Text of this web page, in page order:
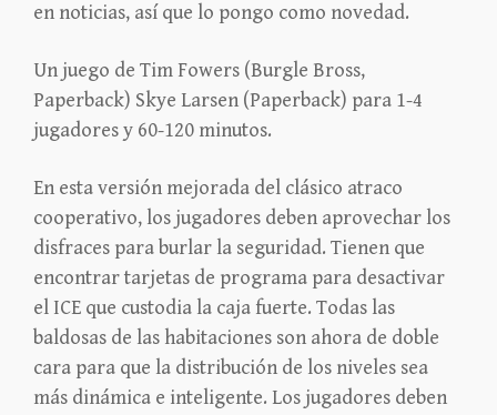
en noticias, así que lo pongo como novedad.
Un juego de Tim Fowers (Burgle Bross,
Paperback) Skye Larsen (Paperback) para 1-4
jugadores y 60-120 minutos.
En esta versión mejorada del clásico atraco
cooperativo, los jugadores deben aprovechar los
disfraces para burlar la seguridad. Tienen que
encontrar tarjetas de programa para desactivar
el ICE que custodia la caja fuerte. Todas las
baldosas de las habitaciones son ahora de doble
cara para que la distribución de los niveles sea
más dinámica e inteligente. Los jugadores deben